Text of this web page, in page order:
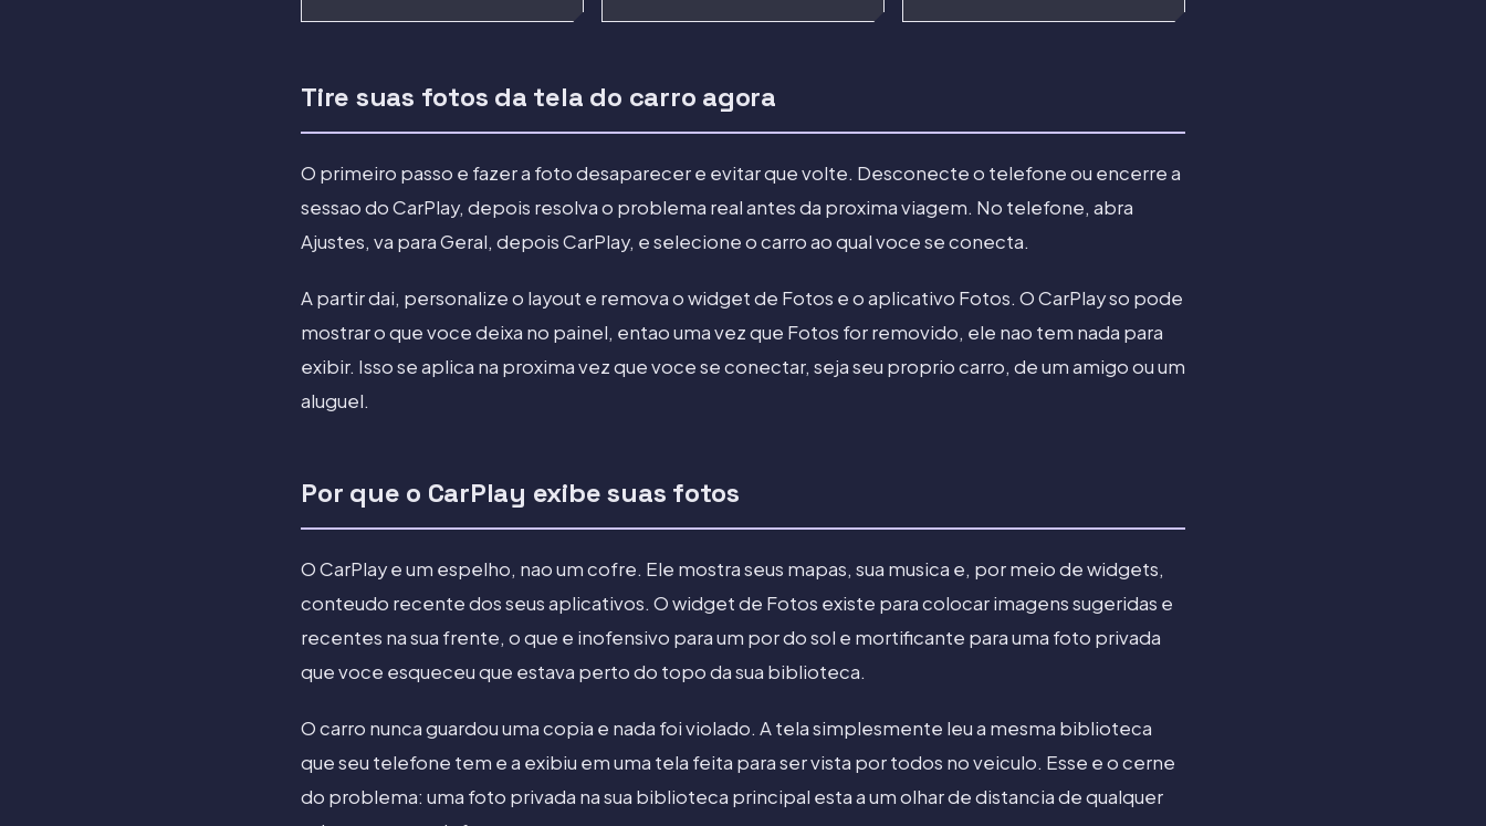
Tire suas fotos da tela do carro agora
O primeiro passo e fazer a foto desaparecer e evitar que volte. Desconecte o telefone ou encerre a
sessao do CarPlay, depois resolva o problema real antes da proxima viagem. No telefone, abra
Ajustes, va para Geral, depois CarPlay, e selecione o carro ao qual voce se conecta.
A partir dai, personalize o layout e remova o widget de Fotos e o aplicativo Fotos. O CarPlay so pode
mostrar o que voce deixa no painel, entao uma vez que Fotos for removido, ele nao tem nada para
exibir. Isso se aplica na proxima vez que voce se conectar, seja seu proprio carro, de um amigo ou um
aluguel.
Por que o CarPlay exibe suas fotos
O CarPlay e um espelho, nao um cofre. Ele mostra seus mapas, sua musica e, por meio de widgets,
conteudo recente dos seus aplicativos. O widget de Fotos existe para colocar imagens sugeridas e
recentes na sua frente, o que e inofensivo para um por do sol e mortificante para uma foto privada
que voce esqueceu que estava perto do topo da sua biblioteca.
O carro nunca guardou uma copia e nada foi violado. A tela simplesmente leu a mesma biblioteca
que seu telefone tem e a exibiu em uma tela feita para ser vista por todos no veiculo. Esse e o cerne
do problema: uma foto privada na sua biblioteca principal esta a um olhar de distancia de qualquer